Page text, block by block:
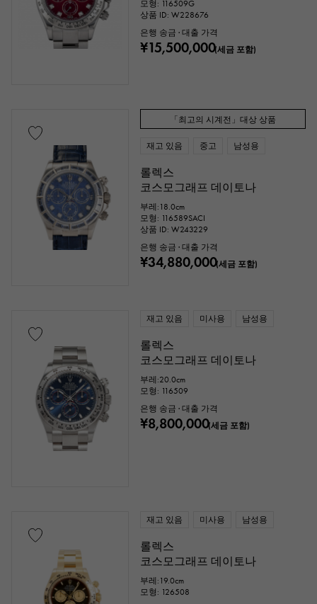
모형: 116509G
상품 ID: W228676
은행 송금 · 대출 가격
¥15,500,000(세금 포함)
「최고의 시계전」대상 상품
재고 있음 중고 남성용
롤렉스
코스모그래프 데이토나
부레:18.0cm
모형: 116589SACI
상품 ID: W243229
은행 송금 · 대출 가격
¥34,880,000(세금 포함)
재고 있음 미사용 남성용
롤렉스
코스모그래프 데이토나
부레:20.0cm
모형: 116509
은행 송금 · 대출 가격
¥8,800,000(세금 포함)
재고 있음 미사용 남성용
롤렉스
코스모그래프 데이토나
부레:19.0cm
모형: 126508